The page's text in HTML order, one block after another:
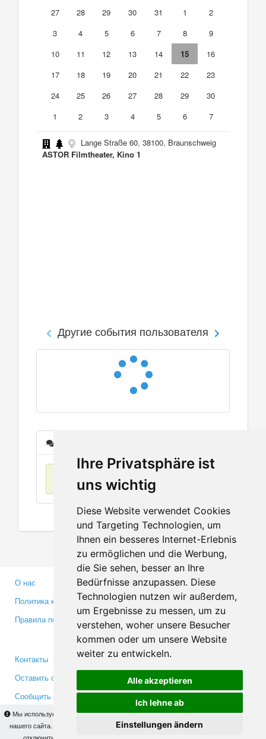
Ihre Privatsphäre ist
uns wichtig
Diese Website verwendet Cookies
und Targeting Technologien, um
Ihnen ein besseres Internet-Erlebnis
zu ermöglichen und die Werbung,
die Sie sehen, besser an Ihre
Bedürfnisse anzupassen. Diese
Technologien nutzen wir außerdem,
um Ergebnisse zu messen, um zu
verstehen, woher unsere Besucher
kommen oder um unsere Website
weiter zu entwickeln.
Alle akzeptieren
Ich lehne ab
Einstellungen ändern
Мы используем cookies для того, чтобы Вы могли использовать весь функционал
нашего сайта. На
Вы сможете узнать подробности и, при желании,
27
28 29 30 31 1
2
3
4 5 6 7 8
9
10
11 12 13 14 15
16
17
18 19 20 21 22
23
24
25 26 27 28 29
30
1
2 3 4 5 6 7
Lange Straße 60, 38100, Braunschweig
ASTOR Filmtheater, Kino 1
Другие события пользователя
О нас
Политика конфиденциальности
Правила пользования
Партнерам
Инвесторам
Медиа
Контакты
Оставить отзыв
Сообщить об ошибке
Facebook
Twitter
YouTube
Google+